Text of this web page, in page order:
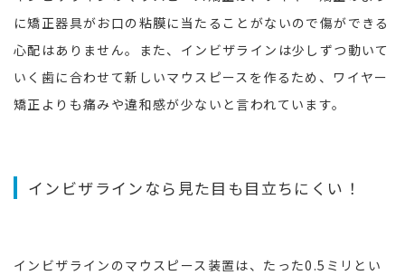
に矯正器具がお口の粘膜に当たることがないので傷ができる
心配はありません。また、インビザラインは少しずつ動いて
いく歯に合わせて新しいマウスピースを作るため、ワイヤー
矯正よりも痛みや違和感が少ないと言われています。
インビザラインなら見た目も目立ちにくい！
インビザラインのマウスピース装置は、たった0.5ミリとい